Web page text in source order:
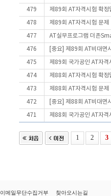
479 제89회 AT자격시험 확정
478 제89회 AT자격시험 문
477 AT실무프로그램 더존
476 [중요] 제89회 AT비대면
475 제89회 국가공인 AT자격
474 제88회 AT자격시험 확정
473 제88회 AT자격시험 문
472 [중요] 제88회 AT비대면
471 제88회 국가공인 AT자격
1 2 3
이메일무단수집거부 찾아오시는길